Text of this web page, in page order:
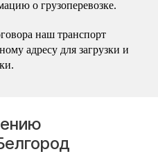
о грузоперевозке.
наш транспорт
адресу для загрузки и